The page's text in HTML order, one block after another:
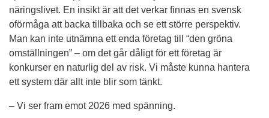
näringslivet. En insikt är att det verkar finnas en svensk
oförmåga att backa tillbaka och se ett större perspektiv.
Man kan inte utnämna ett enda företag till “den gröna
omställningen” – om det går dåligt för ett företag är
konkurser en naturlig del av risk. Vi måste kunna hantera
ett system där allt inte blir som tänkt.
– Vi ser fram emot 2026 med spänning.